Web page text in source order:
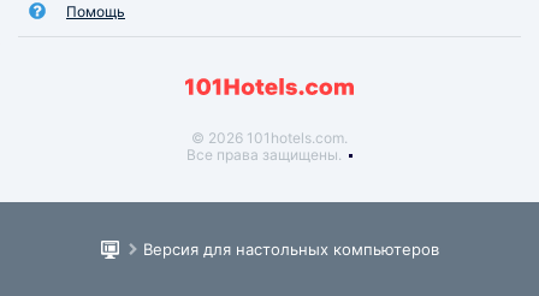
Помощь
© 2026 101hotels.com.
Все права защищены.
Версия для настольных компьютеров